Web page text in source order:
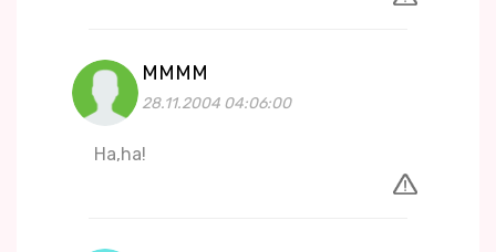
MMMM
28.11.2004 04:06:00
Ha,ha!